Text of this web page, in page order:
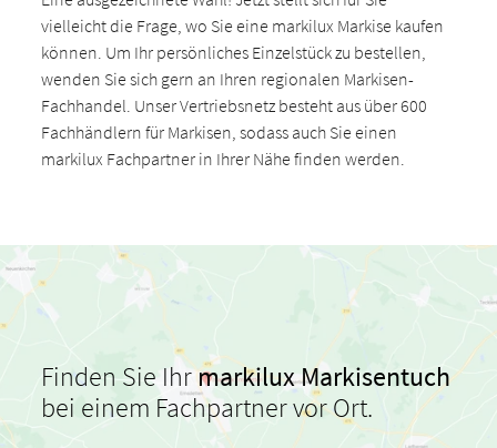
vielleicht die Frage, wo Sie eine markilux Markise kaufen
können. Um Ihr persönliches Einzelstück zu bestellen,
wenden Sie sich gern an Ihren regionalen Markisen-
Fachhandel. Unser Vertriebsnetz besteht aus über 600
Fachhändlern für Markisen, sodass auch Sie einen
markilux Fachpartner in Ihrer Nähe finden werden.
Finden Sie Ihrmarkilux Markisentuch
bei einem Fachpartner vor Ort.